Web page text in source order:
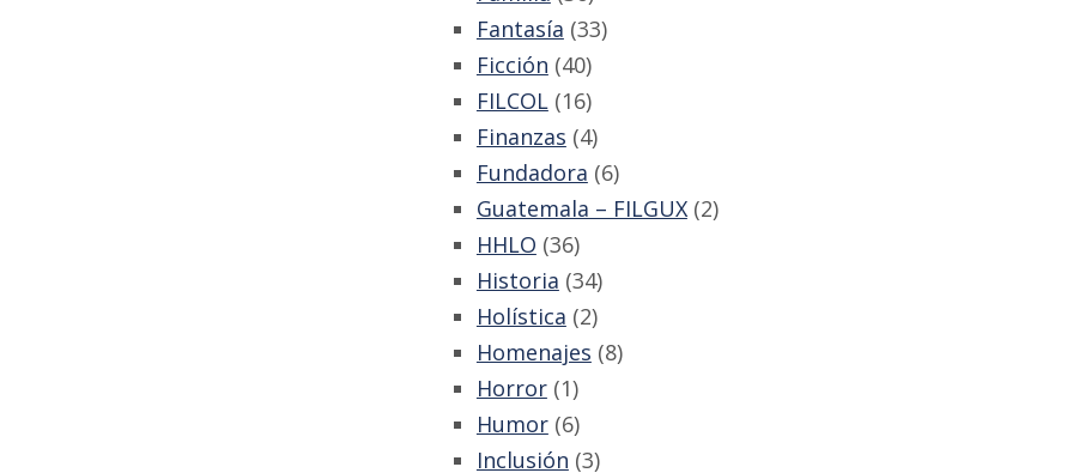
Fantasía (33)
Ficción (40)
FILCOL(16)
Finanzas (4)
Fundadora (6)
Guatemala – FILGUX(2)
HHLO (36)
Historia (34)
Holística (2)
Homenajes (8)
Horror(1)
Humor(6)
Inclusión (3)